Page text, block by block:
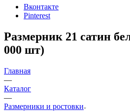
Вконтакте
Pinterest
Размерник 21 сатин
000 шт)
Главная
—
Каталог
—
Размерники и ростовки